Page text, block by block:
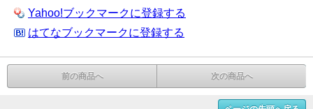
Yahoo!ブックマークに登録する
はてなブックマークに登録する
前の商品へ 次の商品へ